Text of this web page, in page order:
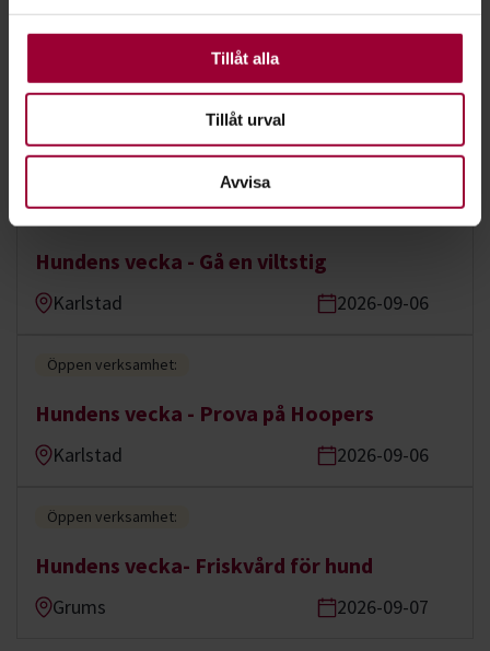
Tillåt alla
Tillåt urval
Avvisa
Se våra kurser, evenemang och studiecirklar inom
Öppen verksamhet:
Hundens vecka - Gå en viltstig
Karlstad 2026-09-06
Öppen verksamhet:
Hundens vecka - Prova på Hoopers
Karlstad 2026-09-06
Öppen verksamhet:
Hundens vecka- Friskvård för hund
Grums 2026-09-07